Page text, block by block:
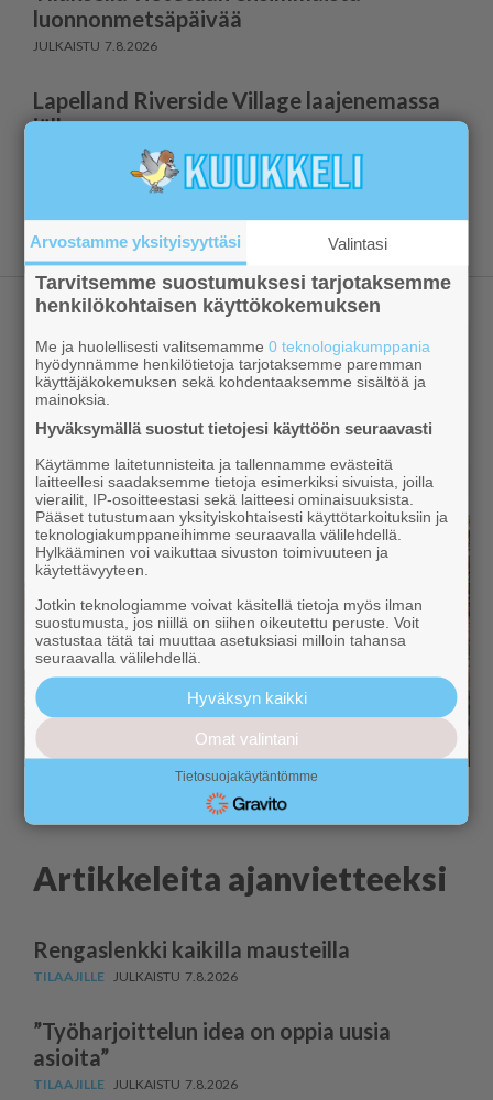
luonnonmetsäpäivää
7.8.2026
Lapelland Riverside Village laajenemassa
jälleen
7.8.2026
Näytä lisää
Artikkeleita ajanvietteeksi
Rengaslenkki kaikilla mausteilla
7.8.2026
”Työharjoittelun idea on oppia uusia
asioita”
7.8.2026
Arvostamme yksityisyyttäsi Valintasi
Tarvitsemme suostumuksesi tarjotaksemme
henkilökohtaisen käyttökokemuksen
Me ja huolellisesti valitsemamme0 teknologiakumppania
hyödynnämme henkilötietoja tarjotaksemme paremman
käyttäjäkokemuksen sekä kohdentaaksemme sisältöä ja
mainoksia.
Hyväksymällä suostut tietojesi käyttöön seuraavasti
Käytämme laitetunnisteita ja tallennamme evästeitä
laitteellesi saadaksemme tietoja esimerkiksi sivuista, joilla
vierailit, IP-osoitteestasi sekä laitteesi ominaisuuksista.
Pääset tutustumaan yksityiskohtaisesti käyttötarkoituksiin ja
teknologiakumppaneihimme seuraavalla välilehdellä.
Hylkääminen voi vaikuttaa sivuston toimivuuteen ja
käytettävyyteen.
Jotkin teknologiamme voivat käsitellä tietoja myös ilman
suostumusta, jos niillä on siihen oikeutettu peruste. Voit
vastustaa tätä tai muuttaa asetuksiasi milloin tahansa
seuraavalla välilehdellä.
Hyväksyn kaikki
Omat valintani
Tietosuojakäytäntömme